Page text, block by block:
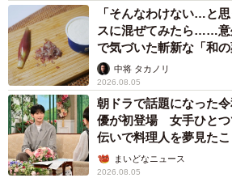
「そんなわけない…と
スに混ぜてみたら……
で気づいた斬新な「和
中将 タカノリ
2026.08.05
朝ドラで話題になった
優が初登場 女手ひとつ
伝いで料理人を夢見たこ
まいどなニュース
2026.08.05